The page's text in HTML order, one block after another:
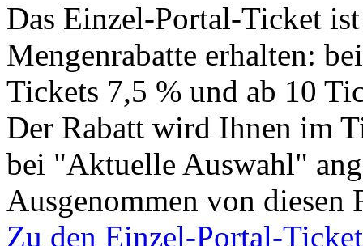
Das Einzel-Portal-Ticket
Mengenrabatte erhalten:
Tickets 7,5 % und ab 10
Der Rabatt wird Ihnen im
bei "Aktuelle Auswahl"
Ausgenommen von diesen
Zu den Einzel-Portal-